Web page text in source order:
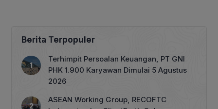
Berita Terpopuler
Terhimpit Persoalan Keuangan, PT GNI
PHK 1.900 Karyawan Dimulai 5 Agustus
2026
ASEAN Working Group, RECOFTC